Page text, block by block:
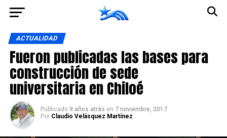
ACTUALIDAD
Fueron publicadas las bases para
construcción de sede
universitaria en Chiloé
Publicado 9 años atrás en 7 noviembre, 2017
Por Claudio Velásquez Martínez
Ir a la versión móvil